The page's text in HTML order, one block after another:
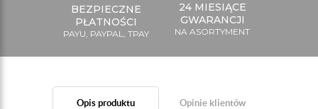
BEZPIECZNE
PŁATNOŚCI
PAYU, PAYPAL, TPAY
24 MIESIĄCE
GWARANCJI
NA ASORTYMENT
Opis produktu Opinie klientów